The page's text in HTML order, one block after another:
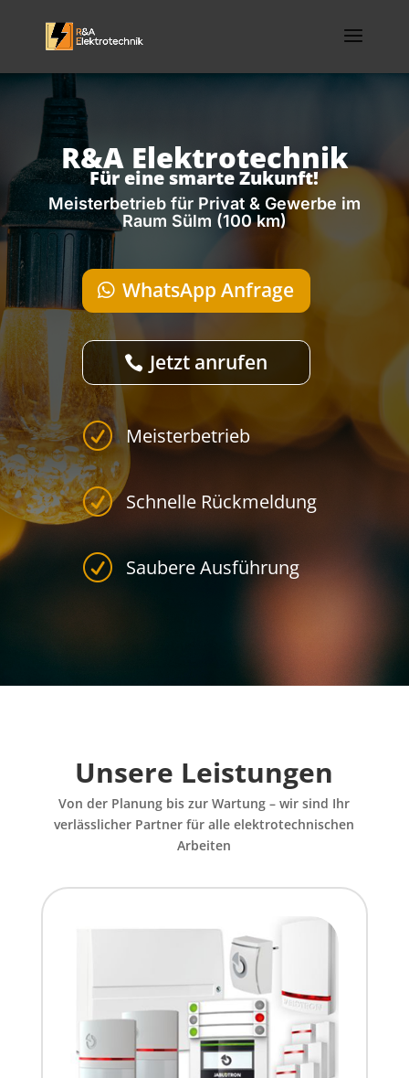
R&A Elektrotechnik
Für eine smarte Zukunft!
Meisterbetrieb für Privat & Gewerbe im
Raum Sülm (100 km)
WhatsApp Anfrage
Jetzt anrufen
R Meisterbetrieb
R Schnelle Rückmeldung
R Saubere Ausführung
Unsere Leistungen
Von der Planung bis zur Wartung – wir sind Ihr
verlässlicher Partner für alle elektrotechnischen
Arbeiten